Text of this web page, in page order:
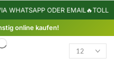
WHATSAPP ODER EMAIL🔥TOLLE
online kaufen!